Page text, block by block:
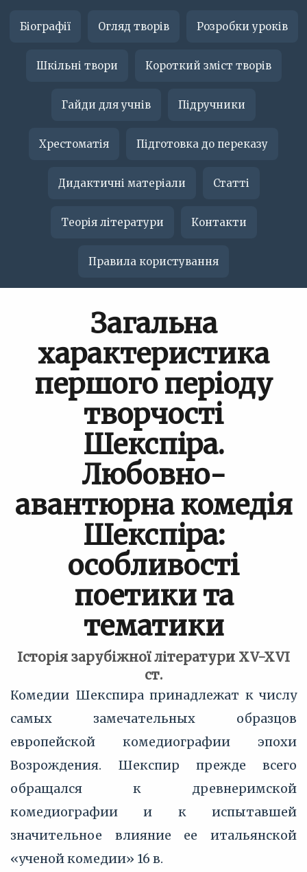
Біографії Огляд творів Розробки уроків
Шкільні твори Короткий зміст творів
Гайди для учнів Підручники
Хрестоматія Підготовка до переказу
Дидактичні матеріали Статті
Теорія літератури Контакти
Правила користування
Загальна
характеристика
першого періоду
творчості
Шекспіра.
Любовно-
авантюрна комедія
Шекспіра:
особливості
поетики та
тематики
Історія зарубіжної літератури XV-XVI
ст.
Комедии Шекспира принадлежат к числу
самых замечательных образцов
европейской комедиографии эпохи
Возрождения. Шекспир прежде всего
обращался к древнеримской
комедиографии и к испытавшей
значительное влияние ее итальянской
«ученой комедии» 16 в.